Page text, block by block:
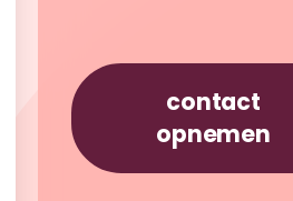
contact
opnemen